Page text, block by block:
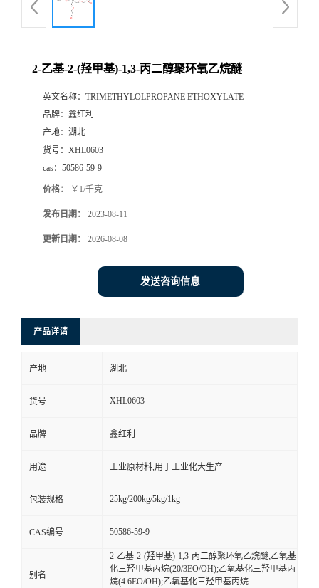
2-乙基-2-(羟甲基)-1,3-丙二醇聚环氧乙烷醚
英文名称： TRIMETHYLOLPROPANE ETHOXYLATE
品牌： 鑫红利
产地： 湖北
货号： XHL0603
cas： 50586-59-9
价格： ￥1/千克
发布日期： 2023-08-11
更新日期： 2026-08-08
发送咨询信息
产品详请
产地 湖北
货号 XHL0603
品牌 鑫红利
用途 工业原材料,用于工业化大生产
包装规格 25kg/200kg/5kg/1kg
CAS编号 50586-59-9
别名
2-乙基-2-(羟甲基)-1,3-丙二醇聚环氧乙烷醚;乙氧基
化三羟甲基丙烷(20/3EO/OH);乙氧基化三羟甲基丙
烷(4.6EO/OH);乙氧基化三羟甲基丙烷